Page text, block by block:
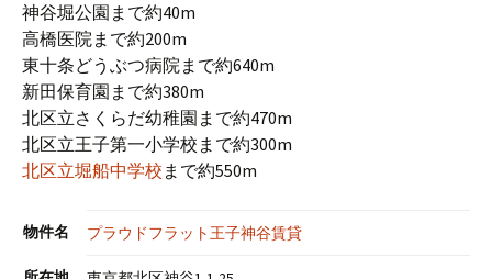
神谷堀公園まで約40m
高橋医院まで約200m
東十条どうぶつ病院まで約640m
新田保育園まで約380m
北区立さくらだ幼稚園まで約470m
北区立王子第一小学校まで約300m
北区立堀船中学校 まで約550m
物件名 プラウドフラット王子神谷賃貸